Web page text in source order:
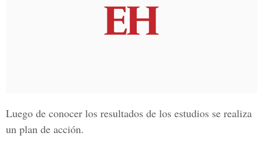
Luego de conocer los resultados de los estudios se realiza
un plan de acción.